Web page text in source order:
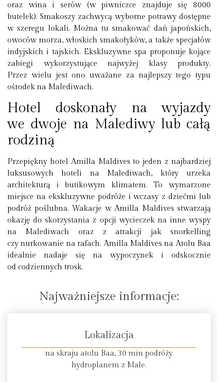
oraz wina i serów (w piwniczce znajduje się 8000
butelek). Smakoszy zachwycą wyborne potrawy dostępne
w szeregu lokali. Można tu smakować dań japońskich,
owoców morza, włoskich smakołyków, a także specjałów
indyjskich i tajskich. Ekskluzywne spa proponuje kojące
zabiegi wykorzystujące najwyżej klasy produkty.
Przez wielu jest ono uważane za najlepszy tego typu
ośrodek na Malediwach.
Hotel doskonały na wyjazdy
we dwoje na Malediwy lub całą
rodziną
Przepiękny hotel Amilla Maldives to jeden z najbardziej
luksusowych hoteli na Malediwach, który urzeka
architekturą i butikowym klimatem. To wymarzone
miejsce na ekskluzywne podróże i wczasy z dziećmi lub
podróż poślubna. Wakacje w Amilla Maldives stwarzają
okazję do skorzystania z opcji wycieczek na inne wyspy
na Malediwach oraz z atrakcji jak snorkelling
czy nurkowanie na rafach. Amilla Maldives na Atolu Baa
idealnie nadaje się na wypoczynek i odskocznie
od codziennych trosk.
Najważniejsze informacje:
Lokalizacja
na skraju atolu Baa, 30 min podróży
hydroplanem z Male.